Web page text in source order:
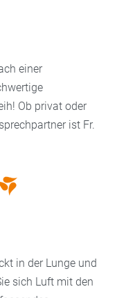
einer
Ob privat oder
ist Fr.
in der Lunge und
sich Luft mit den